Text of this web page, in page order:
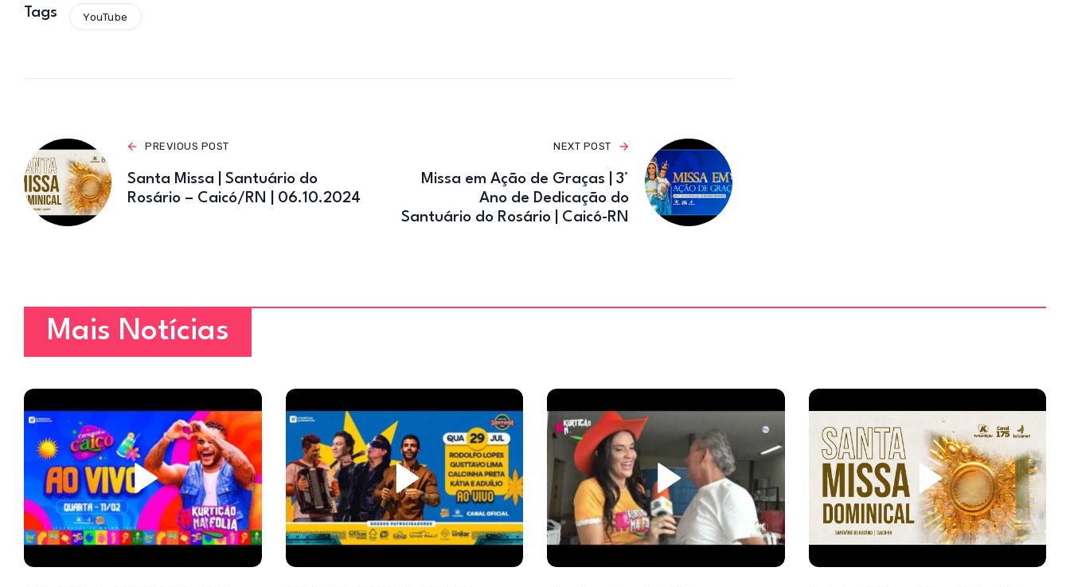
Tags YouTube
PREVIOUS POST
Santa Missa | Santuário do
Rosário – Caicó/RN | 06.10.2024
NEXT POST
Missa em Ação de Graças | 3°
Ano de Dedicação do
Santuário do Rosário | Caicó-RN
Mais Notícias